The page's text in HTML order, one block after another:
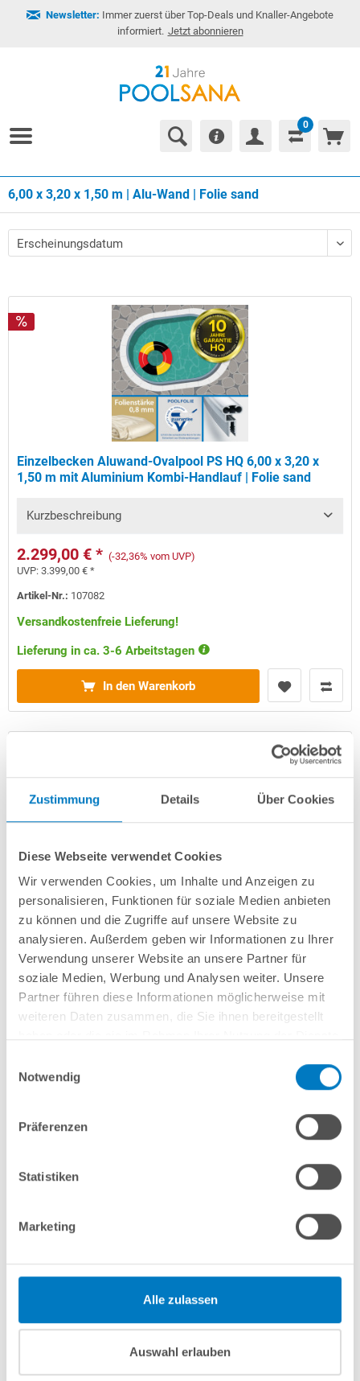
Zustimmung Details Über Cookies
Diese Webseite verwendet Cookies
Wir verwenden Cookies, um Inhalte und Anzeigen zu
personalisieren, Funktionen für soziale Medien anbieten
zu können und die Zugriffe auf unsere Website zu
analysieren. Außerdem geben wir Informationen zu Ihrer
Verwendung unserer Website an unsere Partner für
soziale Medien, Werbung und Analysen weiter. Unsere
Partner führen diese Informationen möglicherweise mit
weiteren Daten zusammen, die Sie ihnen bereitgestellt
Notwendig
Präferenzen
Statistiken
Marketing
Alle zulassen
Auswahl erlauben
Newsletter: Immer zuerst über Top-Deals und Knaller-Angebote
informiert. Jetzt abonnieren
0
6,00 x 3,20 x 1,50 m | Alu-Wand | Folie sand
Einzelbecken Aluwand-Ovalpool PS HQ 6,00 x 3,20 x
1,50 m mit Aluminium Kombi-Handlauf | Folie sand
Kurzbeschreibung
2.299,00 € * (-32,36% vom UVP)
UVP:3.399,00 € *
Artikel-Nr.: 107082
Versandkostenfreie Lieferung!
Lieferung in ca. 3-6 Arbeitstagen
In den Warenkorb
Aluwand-Ovalpool PS HQ 6,00 x 3,20 x 1,50 m | Alu-
Handlauf | sandfarbene Folie 0,8 mm | PLUS-Set
Kurzbeschreibung
3.149,00 € *
(-26,75% vom UVP)
Lieferung in ca. 3-6 Arbeitstagen
Aluwand-Ovalpool PS HQ 6,00 x 3,20 x 1,50 m | Alu-